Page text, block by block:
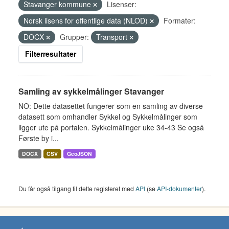
Stavanger kommune
Lisenser:
Norsk lisens for offentlige data (NLOD)
Formater:
DOCX
Grupper:
Transport
Filterresultater
Samling av sykkelmålinger Stavanger
NO: Dette datasettet fungerer som en samling av diverse
datasett som omhandler Sykkel og Sykkelmålinger som
ligger ute på portalen. Sykkelmålinger uke 34-43 Se også
Første by i...
DOCX CSV GeoJSON
Du får også tilgang til dette registeret med API (seAPI-dokumenter).